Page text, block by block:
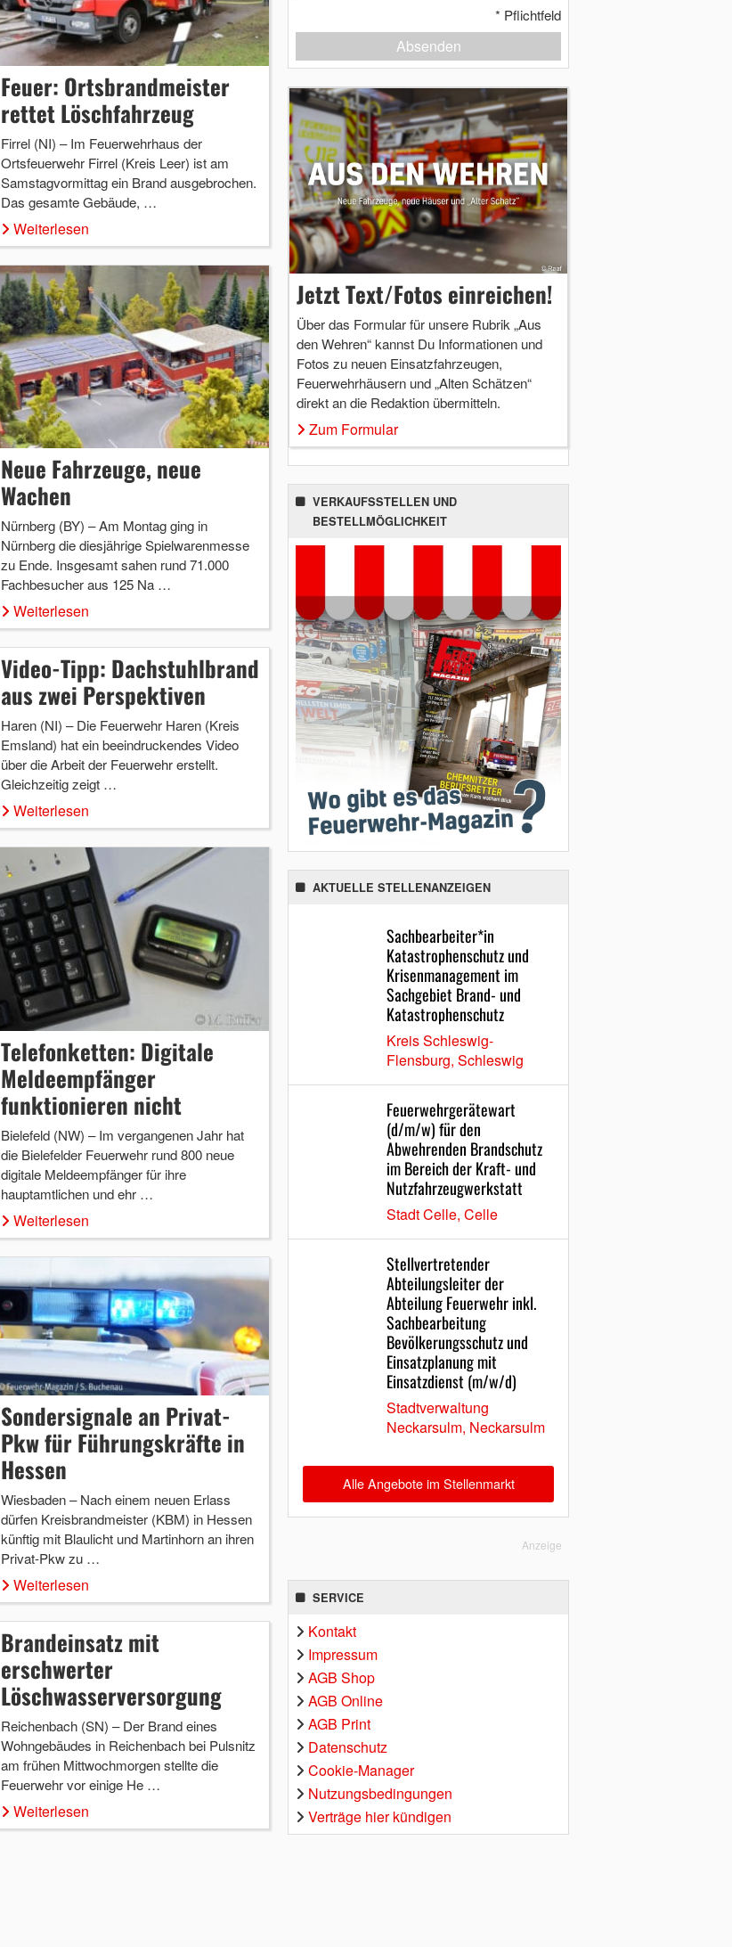
Feuer: Ortsbrandmeister
rettet Löschfahrzeug
Firrel (NI) – Im Feuerwehrhaus der
Ortsfeuerwehr Firrel (Kreis Leer) ist am
Samstagvormittag ein Brand ausgebrochen.
Das gesamte Gebäude, …
Weiterlesen
Neue Fahrzeuge, neue
Wachen
Nürnberg (BY) – Am Montag ging in
Nürnberg die diesjährige Spielwarenmesse
zu Ende. Insgesamt sahen rund 71.000
Fachbesucher aus 125 Na …
Weiterlesen
Video-Tipp: Dachstuhlbrand
aus zwei Perspektiven
Haren (NI) – Die Feuerwehr Haren (Kreis
Emsland) hat ein beeindruckendes Video
über die Arbeit der Feuerwehr erstellt.
Gleichzeitig zeigt …
Weiterlesen
Telefonketten: Digitale
Meldeempfänger
funktionieren nicht
Bielefeld (NW) – Im vergangenen Jahr hat
die Bielefelder Feuerwehr rund 800 neue
digitale Meldeempfänger für ihre
hauptamtlichen und ehr …
Weiterlesen
Sondersignale an Privat-
Pkw für Führungskräfte in
Hessen
Wiesbaden – Nach einem neuen Erlass
dürfen Kreisbrandmeister (KBM) in Hessen
künftig mit Blaulicht und Martinhorn an ihren
Privat-Pkw zu …
Weiterlesen
Brandeinsatz mit
erschwerter
Löschwasserversorgung
Reichenbach (SN) – Der Brand eines
Wohngebäudes in Reichenbach bei Pulsnitz
am frühen Mittwochmorgen stellte die
Feuerwehr vor einige He …
Weiterlesen
* Pflichtfeld
Absenden
Jetzt Text/Fotos einreichen!
Über das Formular für unsere Rubrik „Aus
den Wehren“ kannst Du Informationen und
Fotos zu neuen Einsatzfahrzeugen,
Feuerwehrhäusern und „Alten Schätzen“
direkt an die Redaktion übermitteln.
Zum Formular
VERKAUFSSTELLEN UND
BESTELLMÖGLICHKEIT
AKTUELLE STELLENANZEIGEN
Sachbearbeiter*in
Katastrophenschutz und
Krisenmanagement im
Sachgebiet Brand- und
Katastrophenschutz
Kreis Schleswig-
Flensburg, Schleswig
Feuerwehrgerätewart
(d/m/w) für den
Abwehrenden Brandschutz
im Bereich der Kraft- und
Nutzfahrzeugwerkstatt
Stadt Celle, Celle
Stellvertretender
Abteilungsleiter der
Abteilung Feuerwehr inkl.
Sachbearbeitung
Bevölkerungsschutz und
Einsatzplanung mit
Einsatzdienst (m/w/d)
Stadtverwaltung
Neckarsulm, Neckarsulm
Alle Angebote im Stellenmarkt
Anzeige
SERVICE
Kontakt
Impressum
AGB Shop
AGB Online
AGB Print
Datenschutz
Cookie-Manager
Nutzungsbedingungen
Verträge hier kündigen